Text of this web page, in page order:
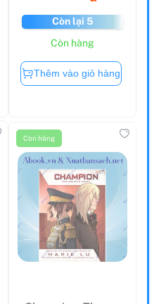
Còn lại 5
Còn hàng
Thêm vào giỏ hàng